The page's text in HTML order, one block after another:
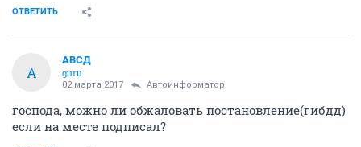
ОТВЕТИТЬ
А
АВСД
guru
02 марта 2017 Автоинформатор
господа, можно ли обжаловать постановление(гибдд)
если на месте подписал?